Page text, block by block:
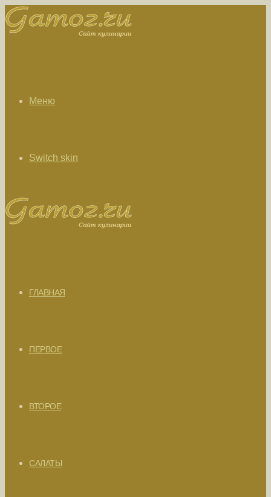
Меню
Switch skin
ГЛАВНАЯ
ПЕРВОЕ
ВТОРОЕ
САЛАТЫ